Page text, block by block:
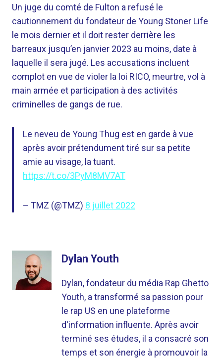
Un juge du comté de Fulton a refusé le
cautionnement du fondateur de Young Stoner Life
le mois dernier et il doit rester derrière les
barreaux jusqu’en janvier 2023 au moins, date à
laquelle il sera jugé. Les accusations incluent
complot en vue de violer la loi RICO, meurtre, vol à
main armée et participation à des activités
criminelles de gangs de rue.
Le neveu de Young Thug est en garde à vue
après avoir prétendument tiré sur sa petite
amie au visage, la tuant.
https://t.co/3PyM8MV7AT
– TMZ (@TMZ) 8 juillet 2022
Dylan Youth
Dylan, fondateur du média Rap Ghetto
Youth, a transformé sa passion pour
le rap US en une plateforme
d'information influente. Après avoir
terminé ses études, il a consacré son
temps et son énergie à promouvoir la